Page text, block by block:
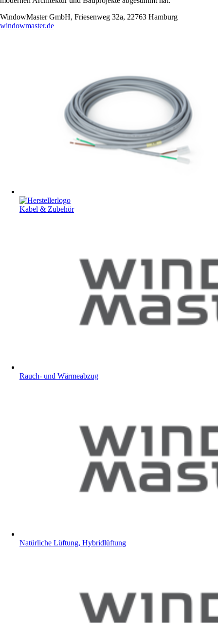
WindowMaster GmbH, Friesenweg 32a, 22763 Hamburg
windowmaster.de
Kabel & Zubehör
Rauch- und Wärmeabzug
Natürliche Lüftung, Hybridlüftung